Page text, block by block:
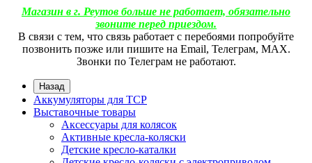
Магазин в г. Реутов больше не работает, обязательно
звоните перед приездом.
В связи с тем, что связь работает с перебоями попробуйте
позвонить позже или пишите на Email, Телеграм, МАХ.
Звонки по Телеграм не работают.
Назад
Аккумуляторы для ТСР
Выставочные товары
Аксессуары для колясок
Активные кресла-коляски
Детские кресло-каталки